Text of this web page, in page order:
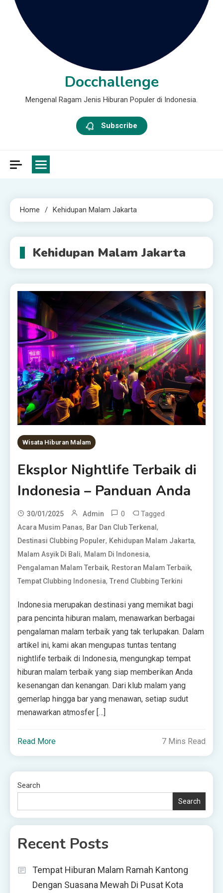
Docchallenge
Mengenal Ragam Jenis Hiburan Populer di Indonesia.
Subscribe
Home Kehidupan Malam Jakarta
Kehidupan Malam Jakarta
Wisata Hiburan Malam
Eksplor Nightlife Terbaik di
Indonesia – Panduan Anda
30/01/2025 Admin 0 Tagged
Acara Musim Panas, Bar Dan Club Terkenal,
Destinasi Clubbing Populer, Kehidupan Malam Jakarta,
Malam Asyik Di Bali, Malam Di Indonesia,
Pengalaman Malam Terbaik, Restoran Malam Terbaik,
Tempat Clubbing Indonesia,Trend Clubbing Terkini
Indonesia merupakan destinasi yang memikat bagi
para pencinta hiburan malam, menawarkan berbagai
pengalaman malam terbaik yang tak terlupakan. Dalam
artikel ini, kami akan mengupas tuntas tentang
nightlife terbaik di Indonesia, mengungkap tempat
hiburan malam terbaik yang siap memberikan Anda
kesenangan dan kenangan. Dari klub malam yang
gemerlap hingga bar yang menawan, setiap sudut
menawarkan atmosfer […]
Read More 7 Mins Read
Search
Search
Recent Posts
Tempat Hiburan Malam Ramah Kantong
Dengan Suasana Mewah Di Pusat Kota